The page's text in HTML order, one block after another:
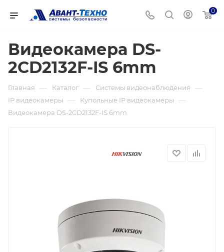
0
Видеокамера DS-
2CD2132F-IS 6mm
Главная — Каталог — Системы видеонаблюдения —
IP видеокамеры — Купольные IP видеокамеры —
Видеокамера DS-2CD2132F-IS 6mm